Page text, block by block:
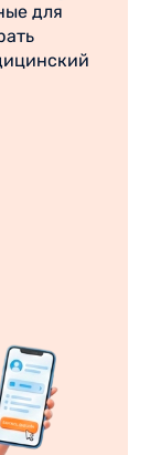
для